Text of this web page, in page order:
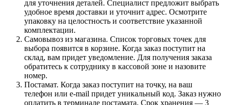
для уточнения деталей. Специалист предложит выбрать
удобное время доставки и уточнит адрес. Осмотрите
упаковку на целостность и соответствие указанной
комплектации.
Самовывоз из магазина. Список торговых точек для
выбора появится в корзине. Когда заказ поступит на
склад, вам придет уведомление. Для получения заказа
обратитесь к сотруднику в кассовой зоне и назовите
номер.
Постамат. Когда заказ поступит на точку, на ваш
телефон или e-mail придет уникальный код. Заказ нужно
оплатить в терминале постамата. Срок хранения — 3